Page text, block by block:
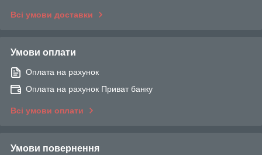
Всі умови доставки
Умови оплати
Оплата на рахунок
Оплата на рахунок Приват банку
Всі умови оплати
Умови повернення